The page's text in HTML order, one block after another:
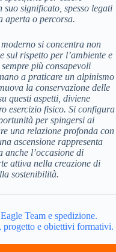
significato, spesso legati
aperta o percorsa.
si concentra non
sul rispetto per l’ambiente e
più consapevoli
a praticare un alpinismo
la conservazione delle
questi aspetti, diviene
esercizio fisico. Si configura
per spingersi ai
una relazione profonda con
ascensione rappresenta
anche l’occasione di
attiva nella creazione di
sostenibilità.
Team e spedizione.
e obiettivi formativi.